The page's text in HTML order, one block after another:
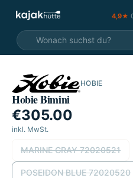
4,9★
HOBIE
Hobie Bimini
€305.00
inkl. MwSt.
wählen
MARINE GRAY 72020521
POSEIDON BLUE 72020520